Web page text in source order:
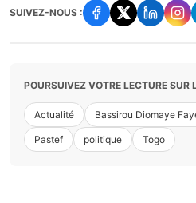
SUIVEZ-NOUS :
POURSUIVEZ VOTRE LECTURE SUR
Actualité Bassirou Diomaye
Pastef politique Togo